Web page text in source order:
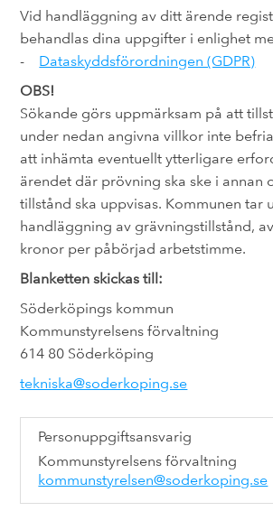
Vid handläggning av ditt ärende
behandlas dina uppgifter i enlighet
- Dataskyddsförordningen (GDPR)
OBS!
Sökande görs uppmärksam på att
under nedan angivna villkor inte
att inhämta eventuellt ytterligare
ärendet där prövning ska ske i annan
tillstånd ska uppvisas. Kommunen tar
handläggning av grävningstillstånd,
kronor per påbörjad arbetstimme.
Blanketten skickas till:
Söderköpings kommun
Kommunstyrelsens förvaltning
614 80 Söderköping
tekniska@soderkoping.se
Personuppgiftsansvarig
Kommunstyrelsens förvaltning
kommunstyrelsen@soderkoping.se